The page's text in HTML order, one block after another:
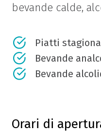
bevande calde,
Piatti
Bevande
Bevande
Orari di